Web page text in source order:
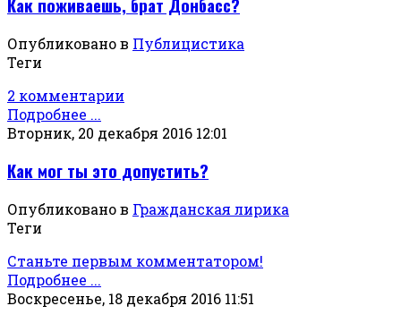
Как поживаешь, брат Донбасс?
Опубликовано в Публицистика
Теги
2 комментарии
Подробнее ...
Вторник, 20 декабря 2016 12:01
Как мог ты это допустить?
Опубликовано в Гражданская лирика
Теги
Станьте первым комментатором!
Подробнее ...
Воскресенье, 18 декабря 2016 11:51